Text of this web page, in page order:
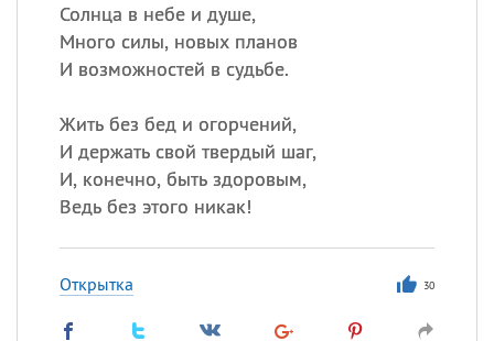
Солнца в небе и душе,
Много силы, новых планов
И возможностей в судьбе.
Жить без бед и огорчений,
И держать свой твердый шаг,
И, конечно, быть здоровым,
Ведь без этого никак!
Открытка 30